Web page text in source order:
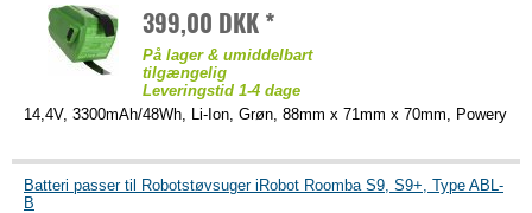
399,00 DKK *
På lager & umiddelbart
tilgængelig
Leveringstid 1-4 dage
14,4V, 3300mAh/48Wh, Li-Ion, Grøn, 88mm x 71mm x 70mm, Powery
Batteri passer til Robotstøvsuger iRobot Roomba S9, S9+, Type ABL-
B